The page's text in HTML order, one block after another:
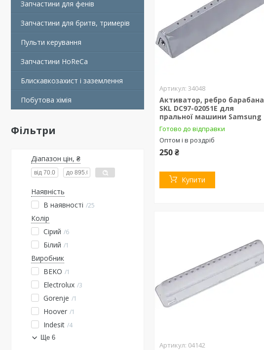
Запчастини для фенів
Запчастини для бритв, тримерів
Пульти керування
Запчастини HoReCa
Блискавкозахист і заземлення
Побутова хімія
Фільтри
Діапазон цін, ₴
Наявність
В наявності 25
Колір
Сірий
6
Білий 1
Виробник
BEKO
1
Electrolux 3
Gorenje 1
Hoover 1
Indesit 4
Ще 6
34048
Активатор, ребро барабана
SKL DC97-02051E для
пральної машини Samsung
Готово до відправки
Оптом і в роздріб
250 ₴
Купити
04142